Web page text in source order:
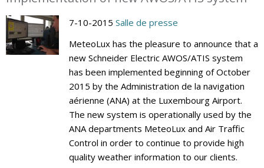
7-10-2015 Salle de presse
MeteoLux has the pleasure to announce that a
new Schneider Electric AWOS/ATIS system
has been implemented beginning of October
2015 by the Administration de la navigation
aérienne (ANA) at the Luxembourg Airport.
The new system is operationally used by the
ANA departments MeteoLux and Air Traffic
Control in order to continue to provide high
quality weather information to our clients.